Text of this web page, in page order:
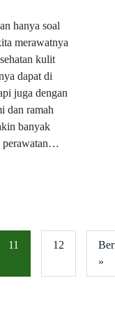
hanya soal
merawatnya
kulit
dapat di
juga dengan
dan ramah
banyak
perawatan…
11 12
»